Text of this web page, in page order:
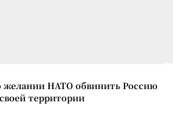
НАТО обвинить Россию
территории